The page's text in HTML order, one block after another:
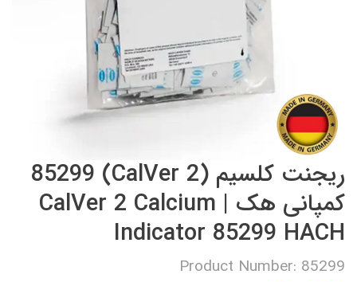
ریجنت کلسیم (CalVer 2) 85299
کمپانی هک | CalVer 2 Calcium
Indicator 85299 HACH
Product Number: 85299